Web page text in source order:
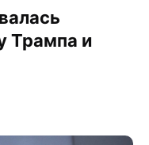
Трампа и